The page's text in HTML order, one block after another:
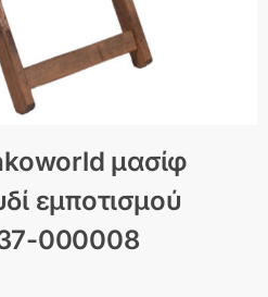
μασίφ
εμποτισμού
000008